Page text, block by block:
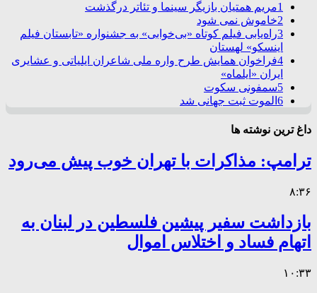
1مریم همتیان بازیگر سینما و تئاتر درگذشت
2خاموش نمی شود
3راه‌یابی فیلم کوتاه «بی‌خوابی» به جشنواره «تابستان فیلم
اینسکو» لهستان
4فراخوان همایش طرح واره ملی شاعران ایلیاتی و عشایری
ایران «ایلماه»
5سمفونی سکوت
6 الموت ثبت جهانی شد
داغ ترین نوشته ها
ترامپ: مذاکرات با تهران خوب پیش می‌رود
۸:۳۶
بازداشت سفیر پیشین فلسطین در لبنان به
اتهام فساد و اختلاس اموال
۱۰:۳۳